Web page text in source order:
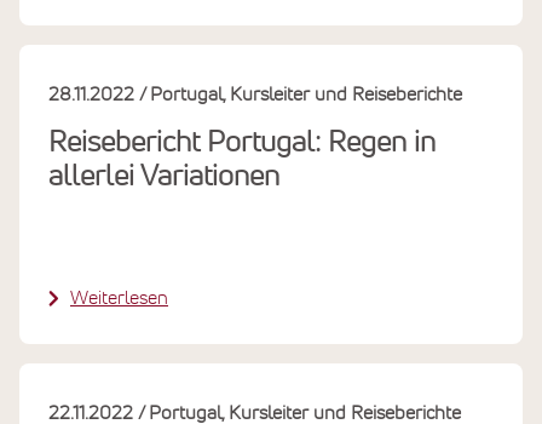
Reisebericht Portugal: Regen in
allerlei Variationen
28.11.2022 Portugal Kursleiter und Reiseberichte
Weiterlesen
22.11.2022 Portugal Kursleiter und Reiseberichte